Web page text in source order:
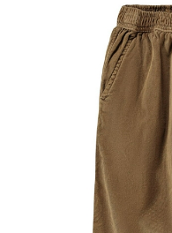
Lancelot